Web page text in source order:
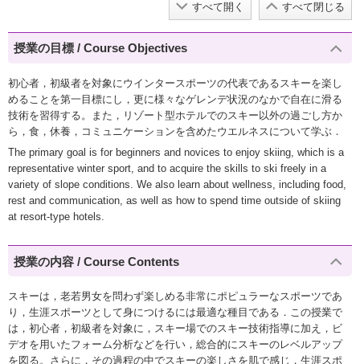
すべて開く すべて閉じる
授業の目標 / Course Objectives
初心者，初級者を対象にウインタースポーツの代表であるスキーを楽し
めることを第一目標にし，更に様々なゲレンデ状況のなかで自在に滑る
技術を習得する。また，リゾート型ホテルでのスキー以外の過ごし方か
ら，食，休養，コミュニケーションを含めたウエルネスについて学ぶ．
The primary goal is for beginners and novices to enjoy skiing, which is a
representative winter sport, and to acquire the skills to ski freely in a
variety of slope conditions. We also learn about wellness, including food,
rest and communication, as well as how to spend time outside of skiing
at resort-type hotels.
授業の内容 / Course Contents
スキーは，老若男女を問わず楽しめる非常にポピュラーなスポーツであ
り，生涯スポーツとして身につけるには最適な種目である．この授業で
は，初心者，初級者を対象に，スキー場でのスキー技術指導に加え，ビ
デオを用いたフォーム分析などを行い，総合的にスキーのレベルアップ
を図る。さらに，その過程の中でスキーの楽しさを肌で感じ，生涯スポ